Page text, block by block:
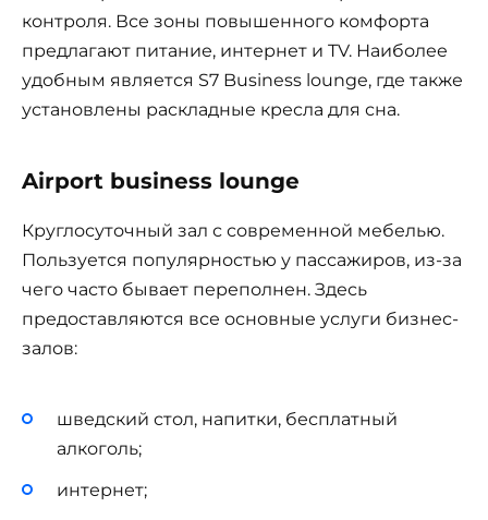
контроля. Все зоны повышенного комфорта
предлагают питание, интернет и TV. Наиболее
удобным является S7 Business lounge, где также
установлены раскладные кресла для сна.
Airport business lounge
Круглосуточный зал с современной мебелью.
Пользуется популярностью у пассажиров, из-за
чего часто бывает переполнен. Здесь
предоставляются все основные услуги бизнес-
залов:
шведский стол, напитки, бесплатный
алкоголь;
интернет;